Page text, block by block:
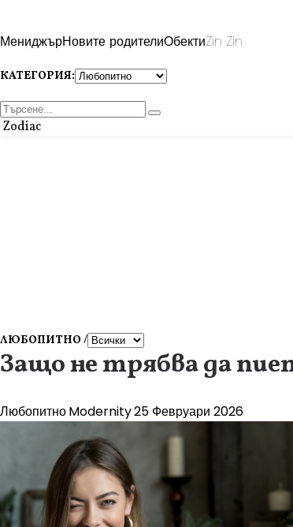
МениджърНовите родителиОбектиZin Zin
КАТЕГОРИЯ:
Zodiac
ЛЮБОПИТНО /
Защо не трябва да
ЛюбопитноModernity25 Февруари 2026